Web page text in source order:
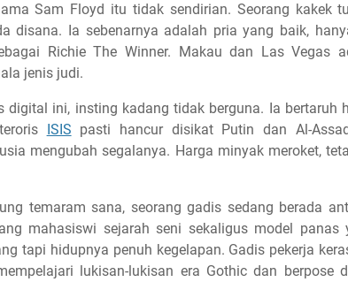
Sam Floyd itu tidak sendirian. Seorang kakek
disana. Ia sebenarnya adalah pria yang baik,
Richie The Winner. Makau dan Las Vegas
jenis judi.
digital ini, insting kadang tidak berguna. Ia bertaruh
ISIS pasti hancur disikat Putin dan Al-
mengubah segalanya. Harga minyak meroket,
temaram sana, seorang gadis sedang berada
mahasiswi sejarah seni sekaligus model panas
tapi hidupnya penuh kegelapan. Gadis pekerja
lukisan-lukisan era Gothic dan berpose